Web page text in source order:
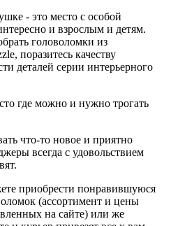
- это место с особой
и взрослым и детям.
головоломки из
поразитесь качеству
деталей серии интерьерного
где можно и нужно трогать
что-то новое и приятно
всегда с удовольствием
приобрести понравившуюся
(ассортимент и цены
на сайте) или же